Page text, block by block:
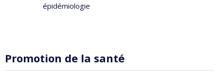
épidémiologie
Promotion de la santé